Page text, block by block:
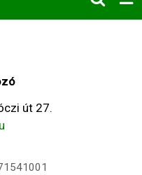
út 27.